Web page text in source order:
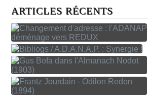
ARTICLES RÉCENTS